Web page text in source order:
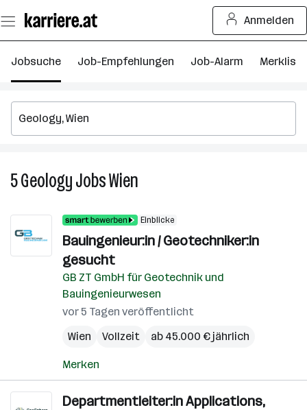
Seiteninhalt
springen
Anmelden
Jobsuche Job-Empfehlungen Job-Alarm Merkliste
5GeologyJobsWien
in
Wien
Einblicke
Bauingenieur:in / Geotechniker:in
gesucht
GB ZT GmbH für Geotechnik und
Bauingenieurwesen
vor 5 Tagen veröffentlicht
Wien
Vollzeit ab 45.000 € jährlich
Merken
Departmentleiter:in Applications,